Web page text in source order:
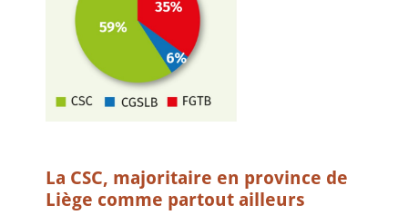
La CSC, majoritaire en province de
Liège comme partout ailleurs